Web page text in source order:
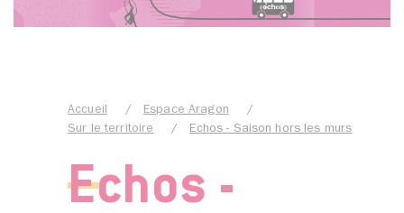
Accueil
Espace Aragon
Sur le territoire
Echos - Saison hors les murs
Echos -